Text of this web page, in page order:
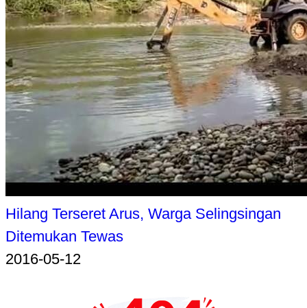
Hilang Terseret Arus, Warga Selingsingan
Ditemukan Tewas
2016-05-12